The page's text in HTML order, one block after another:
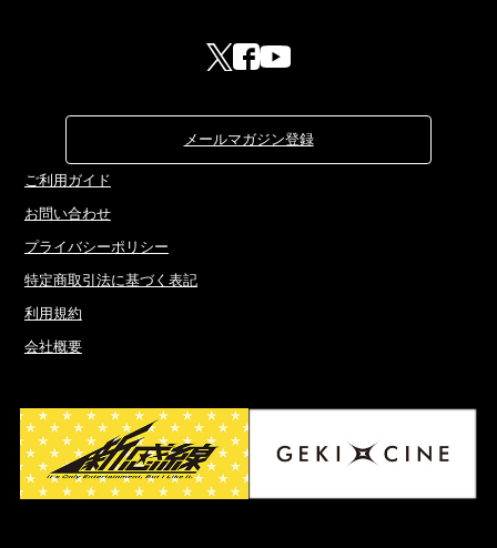
メールマガジン登録
ご利用ガイド
お問い合わせ
プライバシーポリシー
特定商取引法に基づく表記
利用規約
会社概要